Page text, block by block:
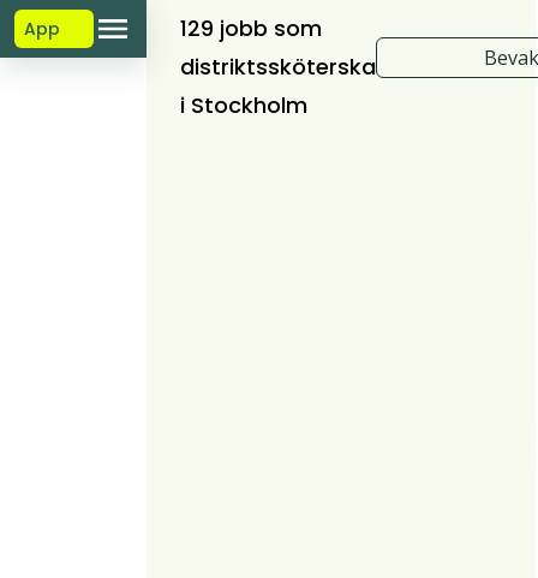
App
129 jobb som
distriktssköterska
i Stockholm